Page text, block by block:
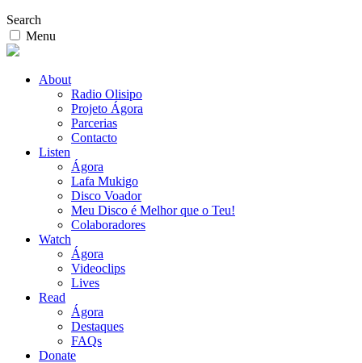
Search
Menu
About
Radio Olisipo
Projeto Ágora
Parcerias
Contacto
Listen
Ágora
Lafa Mukigo
Disco Voador
Meu Disco é Melhor que o Teu!
Colaboradores
Watch
Ágora
Videoclips
Lives
Read
Ágora
Destaques
FAQs
Donate